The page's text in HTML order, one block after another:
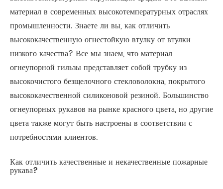
материал в современных высокотемпературных отраслях
промышленности. Знаете ли вы, как отличить
высококачественную огнестойкую втулку от втулки
низкого качества? Все мы знаем, что материал
огнеупорной гильзы представляет собой трубку из
высокочистого безщелочного стекловолокна, покрытого
высококачественной силиконовой резиной. Большинство
огнеупорных рукавов на рынке красного цвета, но другие
цвета также могут быть настроены в соответствии с
потребностями клиентов.
Как отличить качественные и некачественные пожарные
рукава?